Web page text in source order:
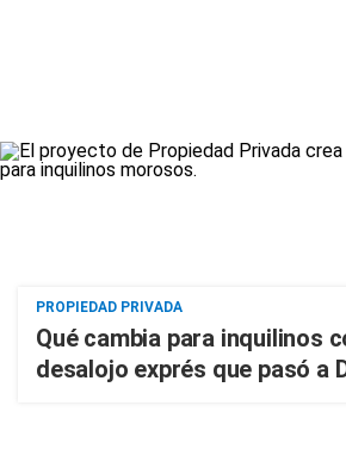
PROPIEDAD PRIVADA
Qué cambia para inquilinos
desalojo exprés que pasó a